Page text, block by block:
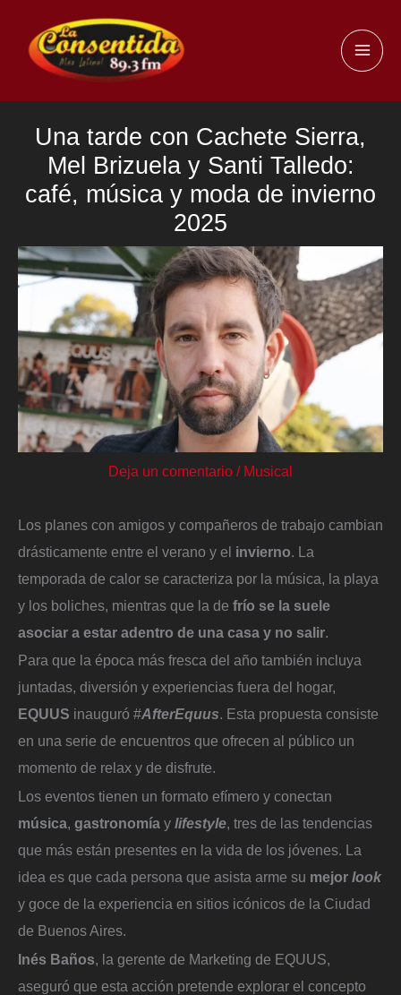
contenido
Una tarde con Cachete Sierra,
Mel Brizuela y Santi Talledo:
café, música y moda de invierno
2025
Deja un comentario / Musical
Los planes con amigos y compañeros de trabajo cambian
drásticamente entre el verano y el invierno. La
temporada de calor se caracteriza por la música, la playa
y los boliches, mientras que la de frío se la suele
asociar a estar adentro de una casa y no salir.
Para que la época más fresca del año también incluya
juntadas, diversión y experiencias fuera del hogar,
EQUUS inauguró #AfterEquus. Esta propuesta consiste
en una serie de encuentros que ofrecen al público un
momento de relax y de disfrute.
Los eventos tienen un formato efímero y conectan
música, gastronomía y lifestyle, tres de las tendencias
que más están presentes en la vida de los jóvenes. La
idea es que cada persona que asista arme su mejor look
y goce de la experiencia en sitios icónicos de la Ciudad
de Buenos Aires.
Inés Baños, la gerente de Marketing de EQUUS,
aseguró que esta acción pretende explorar el concepto